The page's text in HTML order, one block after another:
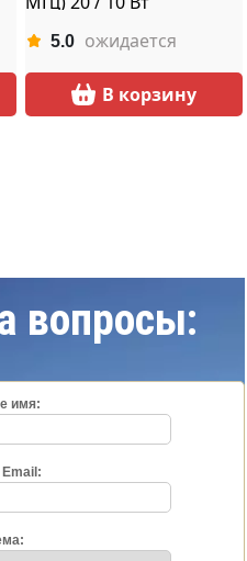
5.0 ожидается
В корзину
вопросы:
имя: